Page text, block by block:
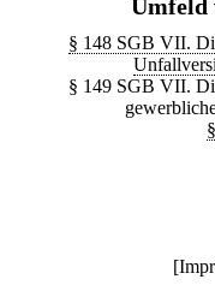
Umfeld
§ 148 SGB VII.
§ 149 SGB VII.
[